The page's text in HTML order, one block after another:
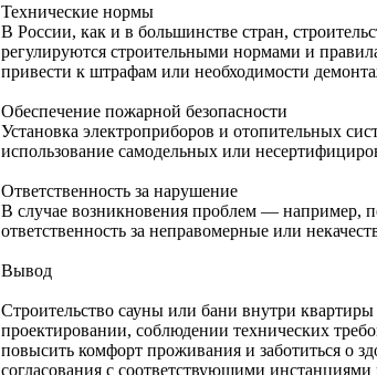
Технические нормы
В России, как и в большинстве стран,
регулируются строительными нормами и
привести к штрафам или необходимости
Обеспечение пожарной безопасности
Установка электроприборов и отопительных
использование самодельных или
Ответственность за нарушение
В случае возникновения проблем — например,
ответственность за неправомерные или
Вывод
Строительство сауны или бани внутри
проектировании, соблюдении технических
повысить комфорт проживания и заботиться о
согласования с соответствующими